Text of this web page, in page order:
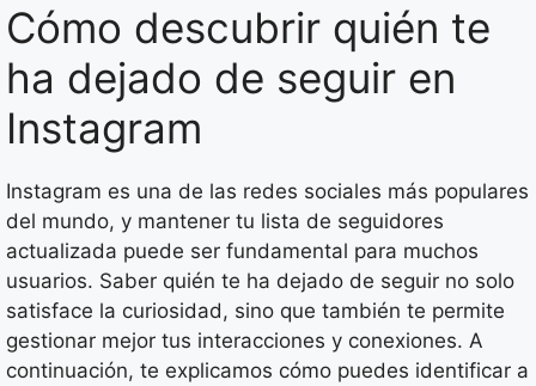
Cómo descubrir quién te
ha dejado de seguir en
Instagram
Instagram es una de las redes sociales más populares
del mundo, y mantener tu lista de seguidores
actualizada puede ser fundamental para muchos
usuarios. Saber quién te ha dejado de seguir no solo
satisface la curiosidad, sino que también te permite
gestionar mejor tus interacciones y conexiones. A
continuación, te explicamos cómo puedes identificar a